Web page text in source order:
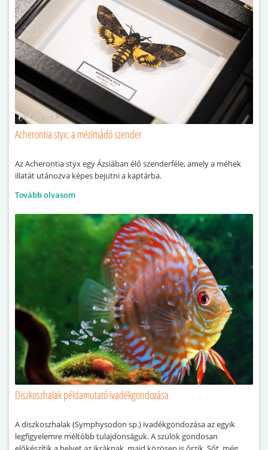
Acherontia styx: a mézimádó szender
Az Acherontia styx egy Ázsiában élő szenderféle, amely a méhek
illatát utánozva képes bejutni a kaptárba.
Tovább olvasom
Diszkoszhalak példamutató ivadékgondozása
A diszkoszhalak (Symphysodon sp.) ivadékgondozása az egyik
legfigyelemre méltóbb tulajdonságuk. A szülök gondosan